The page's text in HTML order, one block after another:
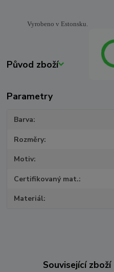
Vyrobeno v Estonsku.
Původ zboží
Parametry
Barva
Rozměry
Motiv
Certifikovaný mat.
Materiál
Související zboží